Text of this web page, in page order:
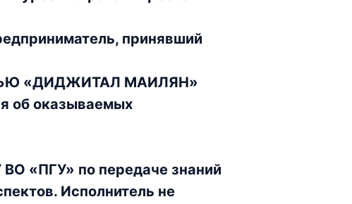
принявший
«ДИДЖИТАЛ МАИЛЯН»
об оказываемых
«ПГУ» по передаче знаний
Исполнитель не